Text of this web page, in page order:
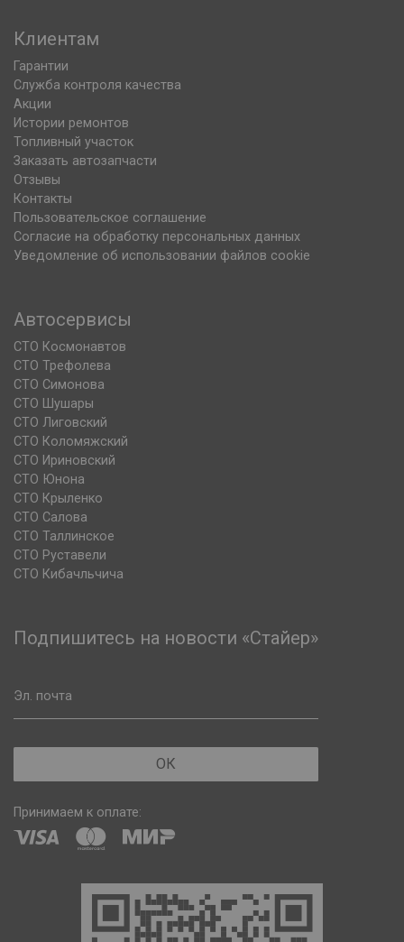
Клиентам
Гарантии
Служба контроля качества
Акции
Истории ремонтов
Топливный участок
Заказать автозапчасти
Отзывы
Контакты
Пользовательское соглашение
Согласие на обработку персональных данных
Уведомление об использовании файлов cookie
Автосервисы
СТО Космонавтов
СТО Трефолева
СТО Симонова
СТО Шушары
СТО Лиговский
СТО Коломяжский
СТО Ириновский
СТО Юнона
СТО Крыленко
СТО Салова
СТО Таллинское
СТО Руставели
СТО Кибачльчича
Подпишитесь на новости «Стайер»
Эл. почта
ОК
Принимаем к оплате: